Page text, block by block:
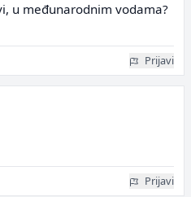
u međunarodnim vodama?
Prijavi
Prijavi